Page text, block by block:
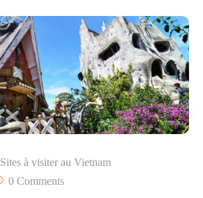
Sites à visiter au Vietnam
0 Comments